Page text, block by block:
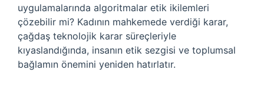
uygulamalarında algoritmalar etik ikilemleri
çözebilir mi? Kadının mahkemede verdiği karar,
çağdaş teknolojik karar süreçleriyle
kıyaslandığında, insanın etik sezgisi ve toplumsal
bağlamın önemini yeniden hatırlatır.